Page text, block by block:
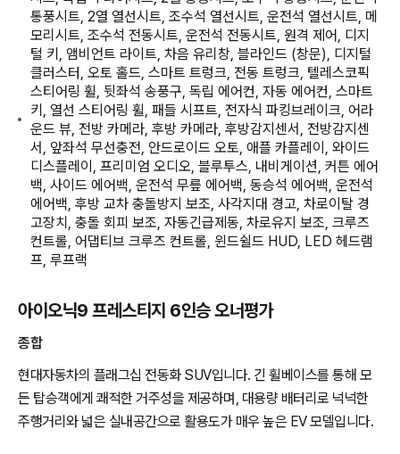
통풍시트, 2열 열선시트, 조수석 열선시트, 운전석 열선시트, 메
모리시트, 조수석 전동시트, 운전석 전동시트, 원격 제어, 디지
털 키, 앰비언트 라이트, 차음 유리창, 블라인드 (창문), 디지털
클러스터, 오토 홀드, 스마트 트렁크, 전동 트렁크, 텔레스코픽
스티어링 휠, 뒷좌석 송풍구, 독립 에어컨, 자동 에어컨, 스마트
키, 열선 스티어링 휠, 패들 시프트, 전자식 파킹브레이크, 어라
운드 뷰, 전방 카메라, 후방 카메라, 후방감지센서, 전방감지센
서, 앞좌석 무선충전, 안드로이드 오토, 애플 카플레이, 와이드
디스플레이, 프리미엄 오디오, 블루투스, 내비게이션, 커튼 에어
백, 사이드 에어백, 운전석 무릎 에어백, 동승석 에어백, 운전석
에어백, 후방 교차 충돌방지 보조, 사각지대 경고, 차로이탈 경
고장치, 충돌 회피 보조, 자동긴급제동, 차로유지 보조, 크루즈
컨트롤, 어댑티브 크루즈 컨트롤, 윈드쉴드 HUD, LED 헤드램
프, 루프랙
아이오닉9 프레스티지 6인승 오너평가
종합
현대자동차의 플래그십 전동화 SUV입니다. 긴 휠베이스를 통해 모
든 탑승객에게 쾌적한 거주성을 제공하며, 대용량 배터리로 넉넉한
주행거리와 넓은 실내공간으로 활용도가 매우 높은 EV 모델입니다.